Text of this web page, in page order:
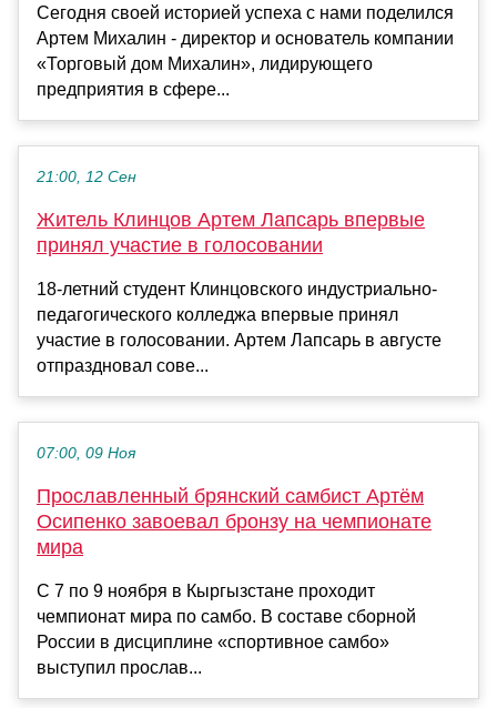
Сегодня своей историей успеха с нами поделился
Артем Михалин - директор и основатель компании
«Торговый дом Михалин», лидирующего
предприятия в сфере...
21:00, 12 Сен
Житель Клинцов Артем Лапсарь впервые
принял участие в голосовании
18-летний студент Клинцовского индустриально-
педагогического колледжа впервые принял
участие в голосовании. Артем Лапсарь в августе
отпраздновал сове...
07:00, 09 Ноя
Прославленный брянский самбист Артём
Осипенко завоевал бронзу на чемпионате
мира
С 7 по 9 ноября в Кыргызстане проходит
чемпионат мира по самбо. В составе сборной
России в дисциплине «спортивное самбо»
выступил прослав...